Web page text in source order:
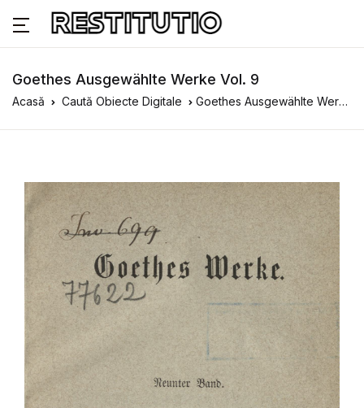
Goethes Ausgewählte Werke Vol. 9
Acasă Caută Obiecte Digitale Goethes Ausgewählte Werke Vol. 9